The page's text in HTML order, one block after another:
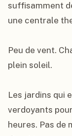
suffisamment
une centrale
Peu de vent.
plein soleil.
Les jardins qui
verdoyants
heures. Pas de